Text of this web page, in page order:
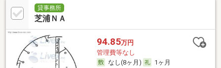
貸事務所
芝浦ＮＡ
94.85万円
管理費等なし
なし(8ヶ月)
1ヶ月